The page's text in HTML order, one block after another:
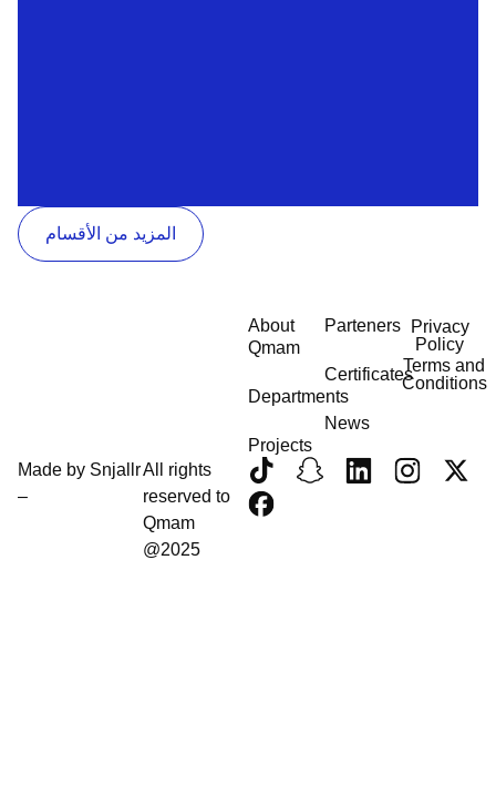
المزيد من الأقسام
About
Qmam
Departments
Projects
Parteners
Certificates
News
Privacy
Policy
Terms and
Conditions
Made by Snjallr
–
All rights
reserved to
Qmam
@2025